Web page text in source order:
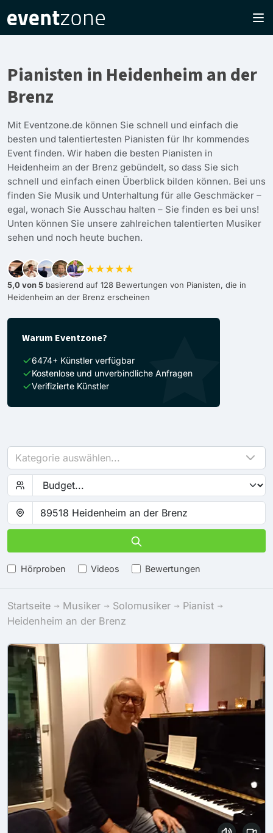
Pianisten in Heidenheim an der
Brenz
Mit Eventzone.de können Sie schnell und einfach die
besten und talentiertesten Pianisten für Ihr kommendes
Event finden. Wir haben die besten Pianisten in
Heidenheim an der Brenz gebündelt, so dass Sie sich
schnell und einfach einen Überblick bilden können. Bei uns
finden Sie Musik und Unterhaltung für alle Geschmäcker –
egal, wonach Sie Ausschau halten – Sie finden es bei uns!
Unten können Sie unsere zahlreichen talentierten Musiker
sehen und noch heute buchen.
★★★★★
5,0 von 5 basierend auf 128 Bewertungen von Pianisten, die in
Heidenheim an der Brenz erscheinen
Warum Eventzone?
6474+ Künstler verfügbar
Kostenlose und unverbindliche Anfragen
Verifizierte Künstler
Kategorie auswählen...
Hörproben Videos Bewertungen
Startseite Musiker Solomusiker
Pianist
Heidenheim an der Brenz